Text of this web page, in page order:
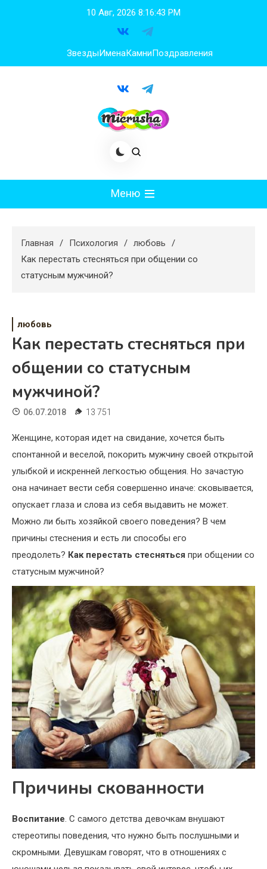
10 Авг, 2026 8:16:44 PM
ЗвездыИменаКамниПоздравления
Меню
Худеем
Психология
Свадьба
Дом
Жизнь
Хобби
Недвижимость
Главная Психология
любовь
Как перестать стесняться при общении со
статусным мужчиной?
любовь
Как перестать стесняться при
общении со статусным
мужчиной?
06.07.2018 13 751
Женщине, которая идет на свидание, хочется быть
спонтанной и веселой, покорить мужчину своей открытой
улыбкой и искренней легкостью общения. Но зачастую
она начинает вести себя совершенно иначе: сковывается,
опускает глаза и слова из себя выдавить не может.
Можно ли быть хозяйкой своего поведения? В чем
причины стеснения и есть ли способы его
преодолеть? Как перестать стесняться при общении со
статусным мужчиной?
Причины скованности
Воспитание. С самого детства девочкам внушают
стереотипы поведения, что нужно быть послушными и
скромными. Девушкам говорят, что в отношениях с